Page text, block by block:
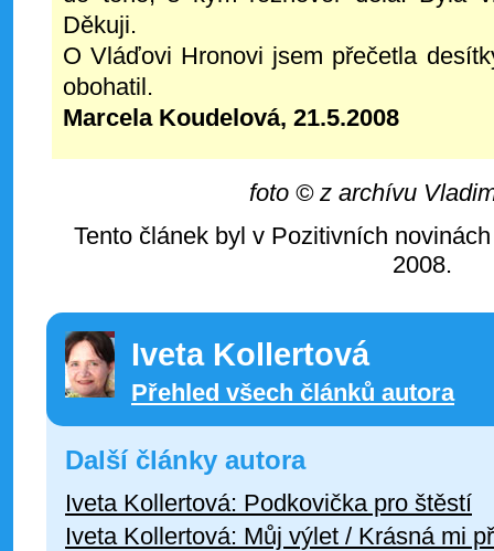
Děkuji.
O Vláďovi Hronovi jsem přečetla
obohatil.
Marcela Koudelová, 21.5.2008
foto © z archívu
Tento článek byl v Pozitivních
2008.
Iveta Kollertová
Přehled všech článků autora
Další články autora
Iveta Kollertová: Podkovička pro štěstí
Iveta Kollertová: Můj výlet / Krásná mi